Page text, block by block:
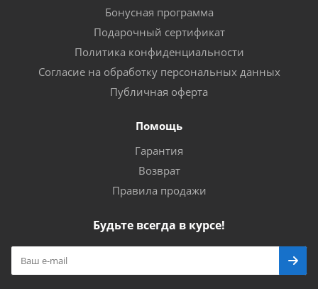
Бонусная программа
Подарочный сертификат
Политика конфиденциальности
Согласие на обработку персональных данных
Публичная оферта
Помощь
Гарантия
Возврат
Правила продажи
Будьте всегда в курсе!